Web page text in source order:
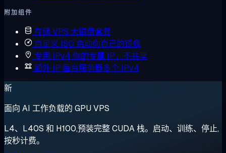
附加组件
存储 VPS 大磁盘套餐
自定义 ISO 启动你自己的镜像
专用 IPv4 你的专属 IP，不共享
额外 IP 每台服务器多个 IPv4
新
面向 AI 工作负载的 GPU VPS
L4、L40S 和 H100,预装完整 CUDA 栈。启动、训练、停止,
按秒计费。